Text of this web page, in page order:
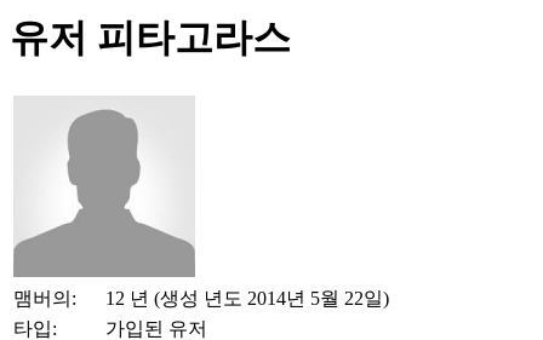
유저 피타고라스
맴버의:
12 년 (생성 년도 2014년 5월 22일)
타입:
가입된 유저